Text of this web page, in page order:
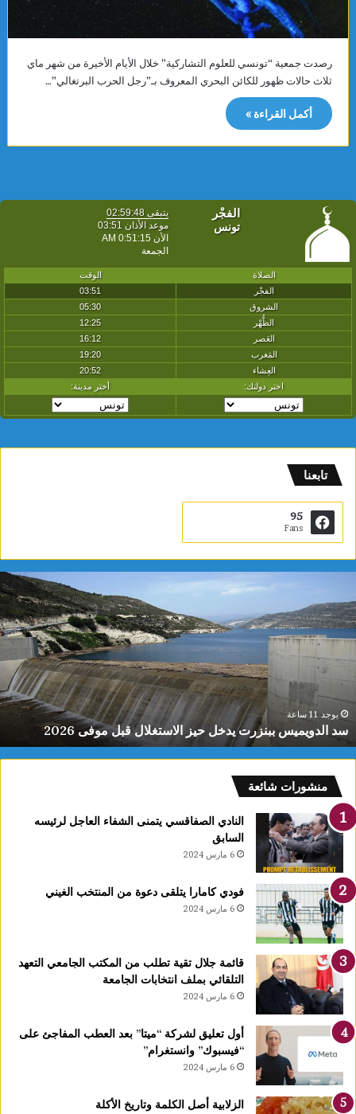
رصدت جمعية “تونسي للعلوم التشاركية” خلال الأيام الأخيرة من شهر ماي
ثلاث حالات ظهور للكائن البحري المعروف بـ”رجل الحرب البرتغالي”…
أكمل القراءة »
تابعنا
95
Fans
ا
ل
و
س
ب
ب
ر
ت
خ
ل
ا
ت
ل
يوجد 11 ساعة
سد الدويميس ببنزرت يدخل حيز الاستغلال قبل موفى 2026
منشورات شائعة
النادي الصفاقسي يتمنى الشفاء العاجل لرئيسه
السابق
6 مارس 2024
فودي كامارا يتلقى دعوة من المنتخب الغيني
6 مارس 2024
قائمة جلال تقية تطلب من المكتب الجامعي التعهد
التلقائي بملف انتخابات الجامعة
6 مارس 2024
أول تعليق لشركة “ميتا” بعد العطب المفاجئ على
“فيسبوك” وانستغرام”
6 مارس 2024
الزلابية أصل الكلمة وتاريخ الأكلة